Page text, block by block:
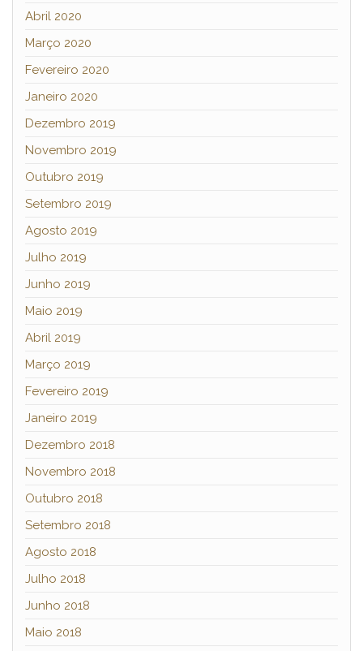
Abril 2020
Março 2020
Fevereiro 2020
Janeiro 2020
Dezembro 2019
Novembro 2019
Outubro 2019
Setembro 2019
Agosto 2019
Julho 2019
Junho 2019
Maio 2019
Abril 2019
Março 2019
Fevereiro 2019
Janeiro 2019
Dezembro 2018
Novembro 2018
Outubro 2018
Setembro 2018
Agosto 2018
Julho 2018
Junho 2018
Maio 2018